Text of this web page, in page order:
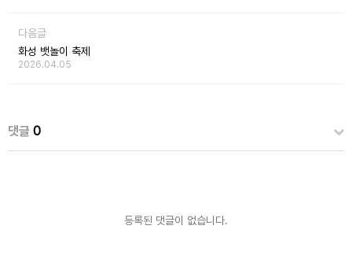
다음글
화성 뱃놀이 축제
2026.04.05
댓글 0
등록된 댓글이 없습니다.